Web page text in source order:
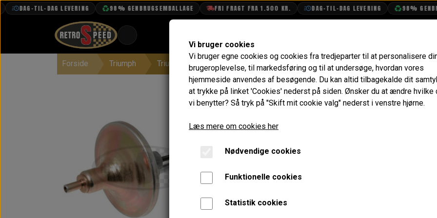
DAG-TIL-DAG LEVERING 98% GENBRUGSEMBALLAGE FRI FRAGT FRA 1.500 KR. DAG-TIL-DAG LEVERING 98%
Forside Triumph Triumph TR5 & TR6 Vakuum "Retard" Enhed, 22D6 Strømfordeler
Vakuum "Retard" Enhed,
Varenummer: AEU1056
Passer til org. 22D6 strømfordelere TR5 & TR6: 41352,
Forventet leveringstid: Varen er ikke på lager. Ca. 14
−
Vi bruger cookies
Vi bruger egne cookies og cookies fra tredjeparter til at personalisere
brugeroplevelse, til markedsføring og til at undersøge, hvordan vores
hjemmeside anvendes af besøgende. Du kan altid tilbagekalde dit
at trykke på linket 'Cookies' nederst på siden. Ønsker du at ændre hvilke
vi benytter? Så tryk på "Skift mit cookie valg" nederst i venstre hjørne.
Læs mere om cookies her
Nødvendige cookies
Funktionelle cookies
Statistik cookies